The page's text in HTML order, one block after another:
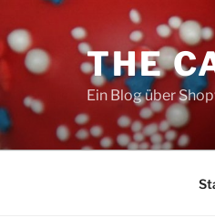
Inhalt
springen
THE
Ein Blog über